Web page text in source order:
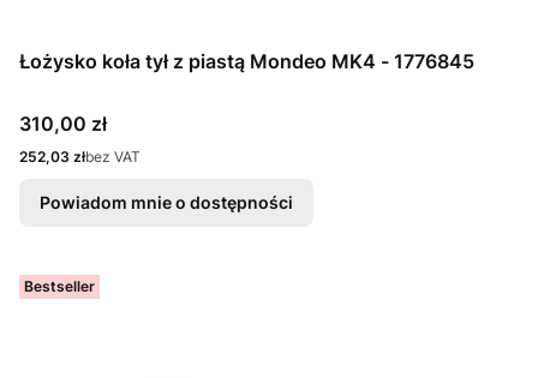
Łożysko koła tył z piastą Mondeo MK4 - 1776845
Cena
310,00 zł
Cena
252,03 złbez VAT
Powiadom mnie o dostępności
Bestseller